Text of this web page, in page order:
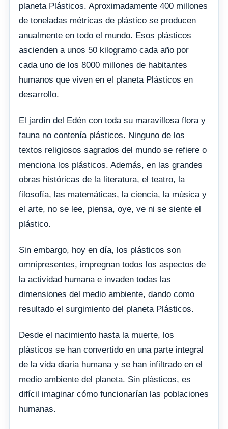
planeta Plásticos. Aproximadamente 400 millones
de toneladas métricas de plástico se producen
anualmente en todo el mundo. Esos plásticos
ascienden a unos 50 kilogramo cada año por
cada uno de los 8000 millones de habitantes
humanos que viven en el planeta Plásticos en
desarrollo.
El jardín del Edén con toda su maravillosa flora y
fauna no contenía plásticos. Ninguno de los
textos religiosos sagrados del mundo se refiere o
menciona los plásticos. Además, en las grandes
obras históricas de la literatura, el teatro, la
filosofía, las matemáticas, la ciencia, la música y
el arte, no se lee, piensa, oye, ve ni se siente el
plástico.
Sin embargo, hoy en día, los plásticos son
omnipresentes, impregnan todos los aspectos de
la actividad humana e invaden todas las
dimensiones del medio ambiente, dando como
resultado el surgimiento del planeta Plásticos.
Desde el nacimiento hasta la muerte, los
plásticos se han convertido en una parte integral
de la vida diaria humana y se han infiltrado en el
medio ambiente del planeta. Sin plásticos, es
difícil imaginar cómo funcionarían las poblaciones
humanas.